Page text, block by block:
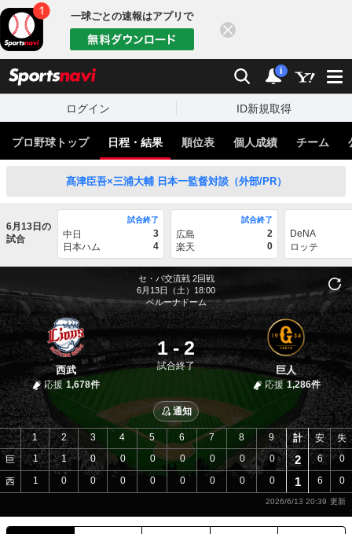
一球ごとの速報はアプリで
検索 通知
i
ログイン ID新規取得
プロ野球トップ 日程・結果 順位表 個人成績 チーム
髙津臣吾×三浦大輔 日本一監督対談（外部/PR）
6月13日の
試合
試合終了
中日
3
日本ハム
4
試合終了
広島
2
楽天
0
DeNA
ロッテ
セ・パ交流戦 2回戦
6月13日（土）18:00
ベルーナドーム
西武
応援 1,678件
1 - 2
試合終了 巨人
応援 1,286件
通知
巨
西
1 2 3 4 5 6 7 8
9
1
1 0 0 0 0 0 0
0
1
0 0 0 0 0 0 0 0
計 安 失
2 6 0
1 6 0
2026/6/13 20:39